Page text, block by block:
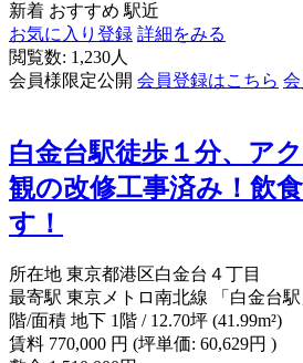
新着 おすすめ 駅近
お気に入り登録 詳細をみる
閲覧数: 1,230人
会員様限定公開 会員登録はこちら
白金台駅徒歩１分、ア
観の改修工事済み！飲
す！
所在地 東京都港区白金台４丁目
最寄駅 東京メトロ南北線 「白金台
階/面積 地下 1階 / 12.70坪 (41.99m²)
賃料 770,000 円 (坪単価: 60,629円 )